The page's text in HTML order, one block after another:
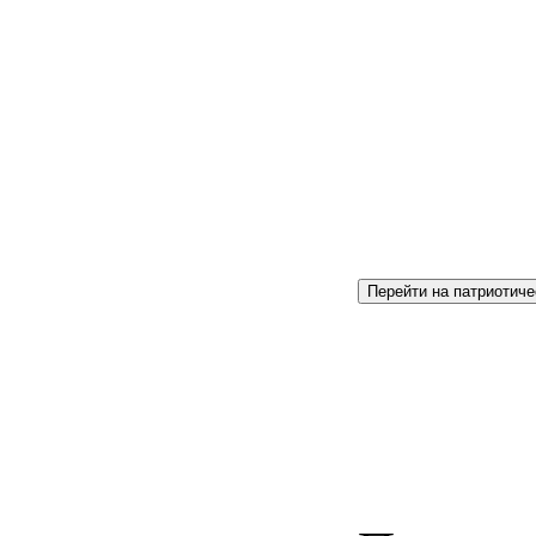
Перейти на